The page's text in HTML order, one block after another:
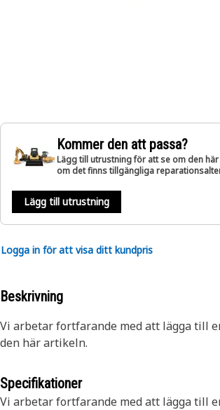
Kommer den att passa?
Lägg till utrustning för att se om den
om det finns tillgängliga
Lägg till utrustning
Logga in för att visa ditt kundpris
Beskrivning
Vi arbetar fortfarande med att lägga till
den här artikeln.
Specifikationer
Vi arbetar fortfarande med att lägga till